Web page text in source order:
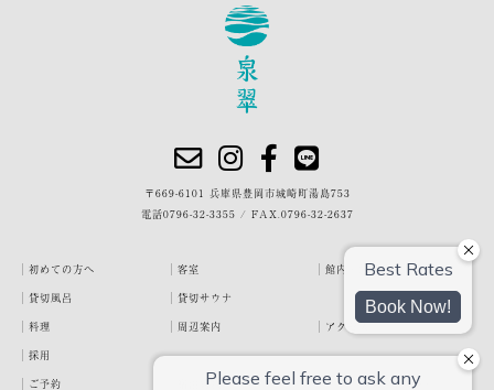
〒669-6101 兵庫県豊岡市城崎町湯島753
電話0796-32-3355 / FAX.0796-32-2637
初めての方へ 客室
館内・施設
貸切風呂
貸切サウナ
料理
周辺案内
アクセス
採用
ご予約
宿泊約款 プライバシーポリシー